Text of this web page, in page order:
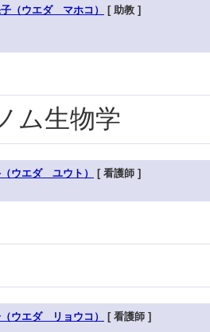
（ウエダ マホコ） [ 助教 ]
ム生物学
ウエダ ユウト） [ 看護師 ]
ウエダ リョウコ） [ 看護師 ]